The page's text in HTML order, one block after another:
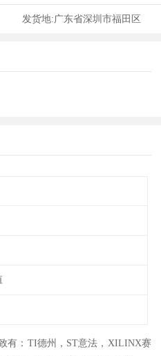
发货地:广东省深圳市福田区
有：TI德州，ST意法，XILINX赛